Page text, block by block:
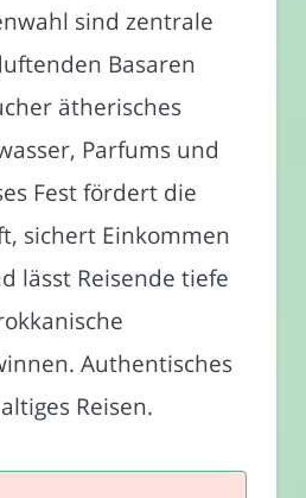
sind zentrale
Basaren
ätherisches
Parfums und
Fest fördert die
sichert Einkommen
lässt Reisende tiefe
Authentisches
Reisen.